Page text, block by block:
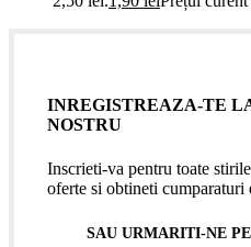
INREGISTREAZA-TE
NOSTRU
Inscrieti-va pentru toate
oferte si obtineti cumparaturi
SAU URMARITI-NE